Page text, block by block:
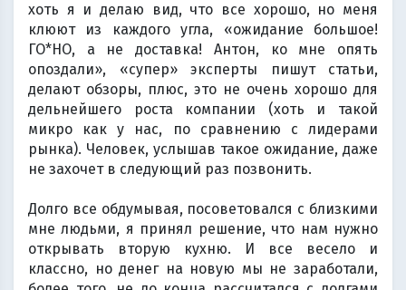
хоть я и делаю вид, что все хорошо, но меня
клюют из каждого угла, «ожидание большое!
ГО*НО, а не доставка! Антон, ко мне опять
опоздали», «супер» эксперты пишут статьи,
делают обзоры, плюс, это не очень хорошо для
дельнейшего роста компании (хоть и такой
микро как у нас, по сравнению с лидерами
рынка). Человек, услышав такое ожидание, даже
не захочет в следующий раз позвонить.
Долго все обдумывая, посоветовался с близкими
мне людьми, я принял решение, что нам нужно
открывать вторую кухню. И все весело и
классно, но денег на новую мы не заработали,